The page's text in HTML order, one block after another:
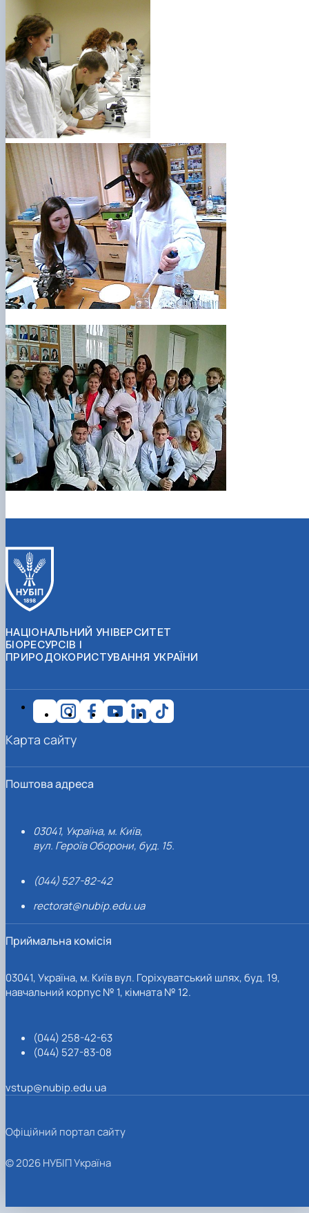
НАЦІОНАЛЬНИЙ УНІВЕРСИТЕТ
БІОРЕСУРСІВ І
ПРИРОДОКОРИСТУВАННЯ УКРАЇНИ
Поштова адреса
03041, Україна, м. Київ,
вул. Героїв Оборони, буд. 15.
(044) 527-82-42
rectorat@nubip.edu.ua
Приймальна комісія
03041, Україна, м. Київ вул. Горіхуватський шлях, буд. 19,
навчальний корпус № 1, кімната № 12.
(044) 258-42-63
(044) 527-83-08
vstup@nubip.edu.ua
Карта сайту
Офіційний портал сайту
© 2026 НУБІП Україна